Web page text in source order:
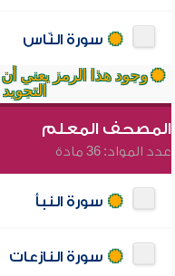
سورة النّاس
وجود هذا الرمز يعني
المصحف المعلم
عدد المواد: 36 مادة
سورة النبأ
سورة النازعات